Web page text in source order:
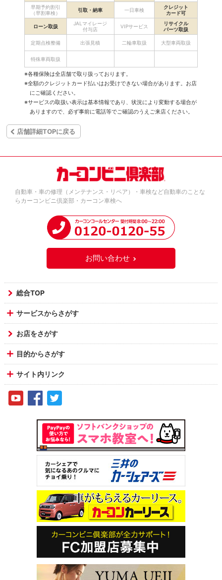
早期予約割引
（早割車検）
引取・納車 一日車検
クレジット
カード可
ローン取扱
JALマイレージ
付与店
VIPサービス
リサイクル
パーツ取扱
定期点検整備 出張見積 二輪車取扱 大型車両取扱
特殊車両取扱
※各種保険は全店舗で取り扱っております。
※全額のクレジットカード払いはお受けできない場合があります。お店
にご確認ください。
※サービスの取扱い表示は基本情報であり、状況により変動する場合が
ありますので、必ず事前に電話等でご確認のうえご来店ください。
店舗詳細TOPに戻る
自動車・車の修理（メンテナンス・リペア）・車検など自動車のことな
らカーコンビニ倶楽部・カーコン車検へ
お問い合わせ
総合TOP
サービスからさがす
お店をさがす
目的からさがす
サイト内リンク